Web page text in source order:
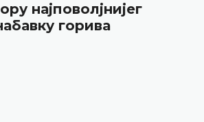
најповолјнијег
горива